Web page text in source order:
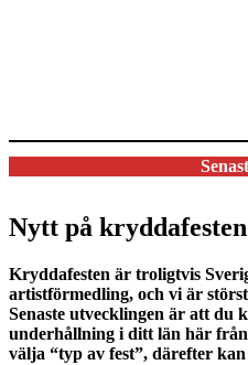
Nytt på kryddafesten
Kryddafesten är troligtvis
artistförmedling, och vi är
Senaste utvecklingen är att du
underhållning i ditt län här
välja “typ av fest”, därefter